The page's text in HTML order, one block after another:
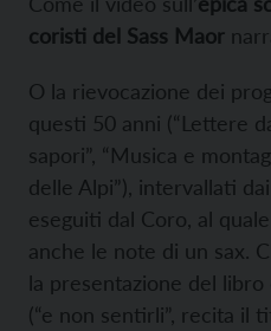
coristi del Sass Maor
O la rievocazione dei
questi 50 anni (“Lettere
sapori”, “Musica e
delle Alpi”), intervallati
eseguiti dal Coro, al
anche le note di un sax.
la presentazione del
(“e non sentirli”, recita il